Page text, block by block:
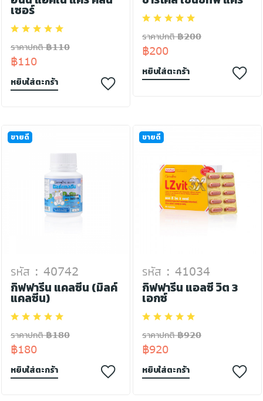
เซอร์
ราคาปกติ ฿110
฿110
หยิบใส่ตะกร้า
ราคาปกติ ฿200
฿200
หยิบใส่ตะกร้า
ขายดี
รหัส : 40742
กิฟฟารีน แคลซีน (มิลค์
แคลซีน)
ราคาปกติ ฿180
฿180
หยิบใส่ตะกร้า
ขายดี
รหัส : 41034
กิฟฟารีน แอลซี วิต 3
เอกซ์
ราคาปกติ ฿920
฿920
หยิบใส่ตะกร้า